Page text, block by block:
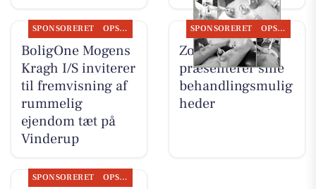
SPONSORERET OPSLAGSTAVLEN
BoligOne Mogens
Kragh I/S inviterer
til fremvisning af
rummelig
ejendom tæt på
Vinderup
SPONSORERET OPSLAGSTAVLEN
Zones By Gitte
præsenterer sine
behandlingsmulig
heder
SPONSORERET OPSLAGSTAVLEN